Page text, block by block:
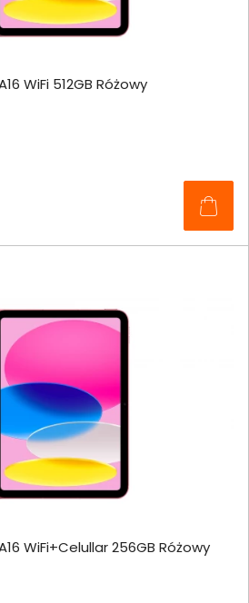
WiFi 512GB Różowy
WiFi+Celullar 256GB Różowy